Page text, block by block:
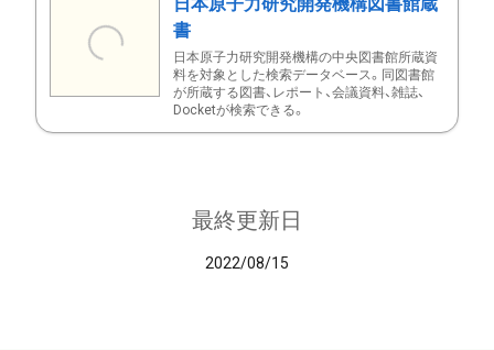
書
日本原子力研究開発機構の中央図書館所蔵資
料を対象とした検索データベース。同図書館
が所蔵する図書、レポート、会議資料、雑誌、
Docketが検索できる。
最終更新日
2022/08/15